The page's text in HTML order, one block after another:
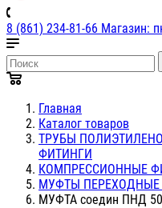
8 (861) 234-81-66 Магазин:
Главная
Каталог товаров
ТРУБЫ
ФИТИНГИ
КОМПРЕССИОННЫЕ
МУФТЫ
МУФТА соедин ПНД 50